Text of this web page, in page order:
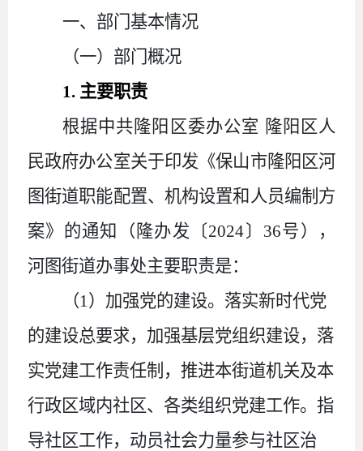
一、部门基本情况
（一）部门概况
1. 主要职责
根据中共隆阳区委办公室 隆阳区人
民政府办公室关于印发《保山市隆阳区河
图街道职能配置、机构设置和人员编制方
案》的通知（隆办发〔2024〕 36号），
河图街道办事处主要职责是：
（1 ） 加强党的建设。落实新时代党
的建设总要求，加强基层党组织建设，落
实党建工作责任制，推进本街道机关及本
行政区域内社区、各类组织党建工作。指
导社区工作，动员社会力量参与社区治